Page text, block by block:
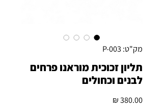
מק"ט: P-003
תליון זכוכית מוראנו פרחים
לבנים וכחולים